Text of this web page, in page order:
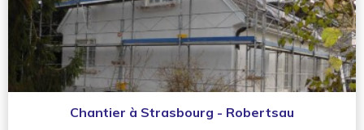
Chantier à Strasbourg - Robertsau